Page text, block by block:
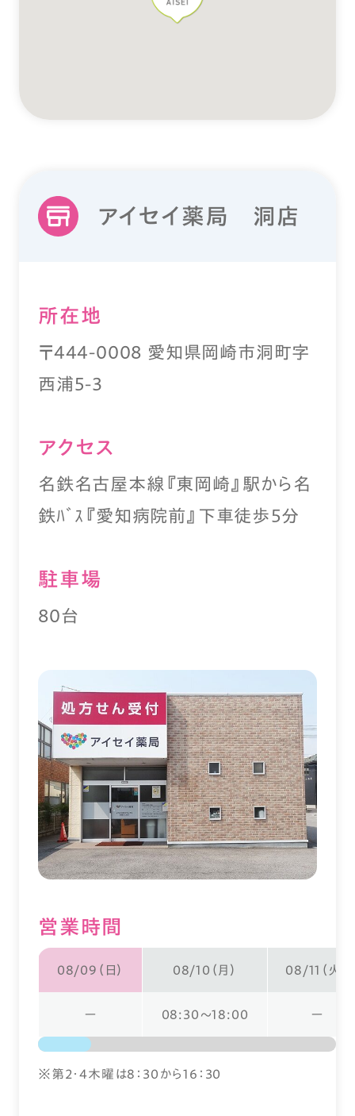
アイセイ薬局 洞店
所在地
〒444-0008 愛知県岡崎市洞町字
西浦5-3
アクセス
名鉄名古屋本線『東岡崎』駅から名
鉄ﾊﾞｽ『愛知病院前』下車徒歩５分
駐⾞場
80台
営業時間
08/09（日） 08/10（月） 08/11（火）
ー 08:30～18:00 ー
※第2・4木曜は8：30から16：30